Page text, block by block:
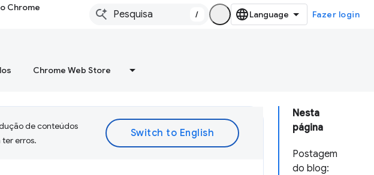
Chrome
/ Fazer login
Chrome Web Store
Nesta
página
Postagem
do blog:
de conteúdos
erros.